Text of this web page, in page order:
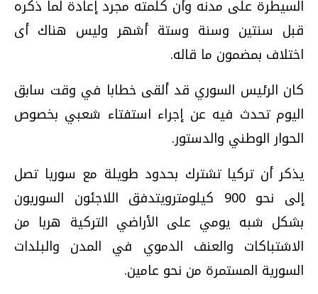
السيطرة على مدنه وأن كلمته مجرد إعادة لما ذكره
قبل سنتين وسنة وستة أشهر وليس هناك أى
اختلاف بمضمون ما قاله.
كان الرئيس السوري قد ألقى خطابا في وقت سابق
اليوم تحدث فيه عن إجراء استفتاء شعبي بخصوص
الحوار الوطني والدستور.
يذكر أن تركيا تشترك بحدود طويلة مع سوريا تصل
إلى نحو 900 كيلومترويتدفق اللاجئون السوريون
بشكل شبه يومي على الأراضي التركية هربا من
الاشتباكات والعنف الدموي في المدن والبلدات
السورية المستمرة من نحو عامين.